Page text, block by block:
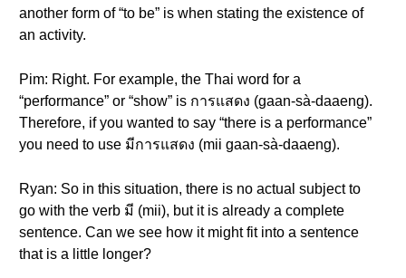
another form of “to be” is when stating the existence of
an activity.
Pim: Right. For example, the Thai word for a
“performance” or “show” is การแสดง (gaan-sà-daaeng).
Therefore, if you wanted to say “there is a performance”
you need to use มีการแสดง (mii gaan-sà-daaeng).
Ryan: So in this situation, there is no actual subject to
go with the verb มี (mii), but it is already a complete
sentence. Can we see how it might fit into a sentence
that is a little longer?